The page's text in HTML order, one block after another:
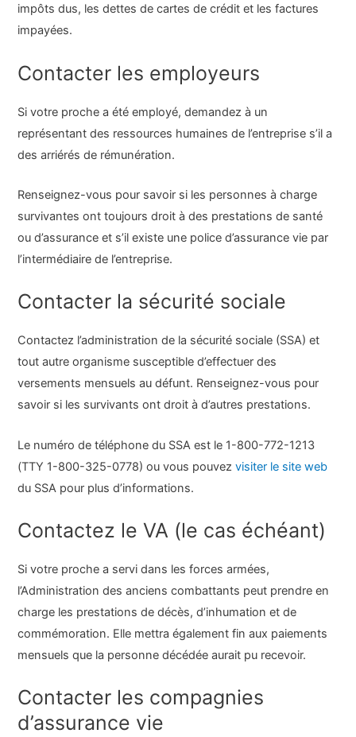
impôts dus, les dettes de cartes de crédit et les factures
impayées.
Contacter les employeurs
Si votre proche a été employé, demandez à un
représentant des ressources humaines de l’entreprise s’il a
des arriérés de rémunération.
Renseignez-vous pour savoir si les personnes à charge
survivantes ont toujours droit à des prestations de santé
ou d’assurance et s’il existe une police d’assurance vie par
l’intermédiaire de l’entreprise.
Contacter la sécurité sociale
Contactez l’administration de la sécurité sociale (SSA) et
tout autre organisme susceptible d’effectuer des
versements mensuels au défunt. Renseignez-vous pour
savoir si les survivants ont droit à d’autres prestations.
Le numéro de téléphone du SSA est le 1-800-772-1213
(TTY 1-800-325-0778) ou vous pouvezvisiter le site web
du SSA pour plus d’informations.
Contactez le VA (le cas échéant)
Si votre proche a servi dans les forces armées,
l’Administration des anciens combattants peut prendre en
charge les prestations de décès, d’inhumation et de
commémoration. Elle mettra également fin aux paiements
mensuels que la personne décédée aurait pu recevoir.
Contacter les compagnies
d’assurance vie